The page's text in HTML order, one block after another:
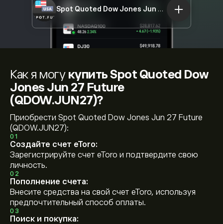
Spot Quoted Dow Jones Jun 27 Future (QDOW.JUN27)
Как я могу купить Spot Quoted Dow
Jones Jun 27 Future
(QDOW.JUN27)?
Приобрести Spot Quoted Dow Jones Jun 27 Future
(QDOW.JUN27):
01
Создайте счет eToro:
Зарегистрируйте счет eToro и подтвердите свою
личность.
02
Пополнение счета:
Внесите средства на свой счет eToro, используя
предпочтительный способ оплаты.
03
Поиск и покупка: